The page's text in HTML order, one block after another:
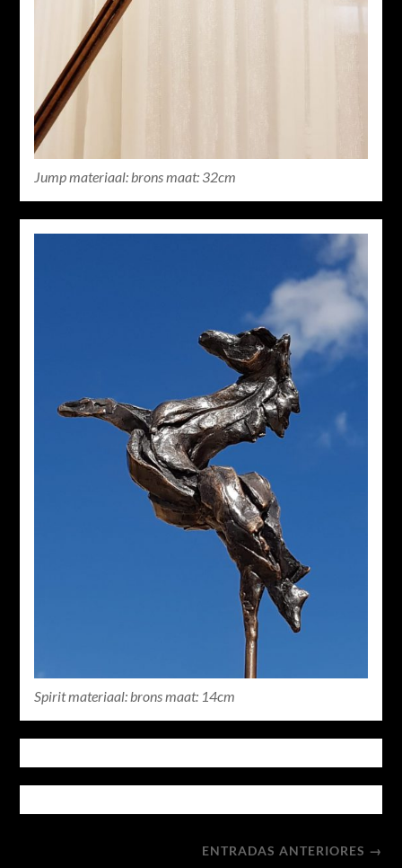
Jump materiaal: brons maat: 32cm
Spirit materiaal: brons maat: 14cm
ENTRADAS ANTERIORES →